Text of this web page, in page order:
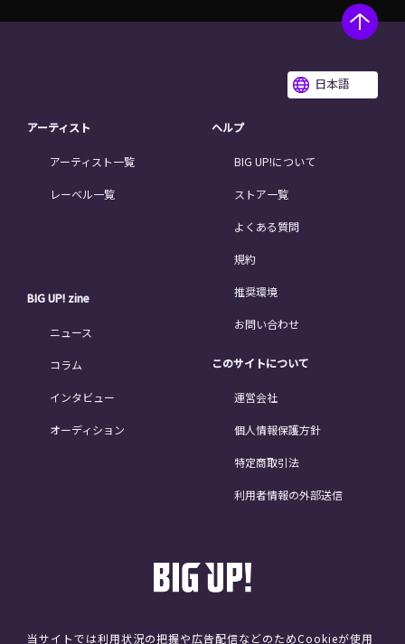
日本語
アーティスト
アーティスト一覧
レーベル一覧
BIG UP! zine
ニュース
コラム
インタビュー
オーディション
ヘルプ
BIG UP!について
ストア一覧
よくある質問
規約
推奨環境
お問い合わせ
このサイトについて
運営会社
個人情報保護方針
特定商取引法
利用者情報の外部送信
当サイトでは利用状況の把握や広告配信などのためCookieが使用